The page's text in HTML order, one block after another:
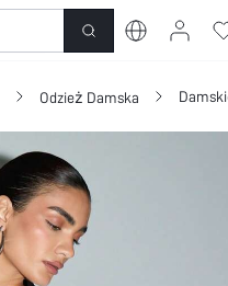
Sukienki
Odzież Damska